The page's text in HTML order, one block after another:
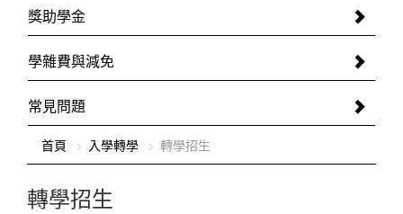
獎助學金
學雜費與減免
常見問題
首頁 入學轉學 轉學招生
轉學招生